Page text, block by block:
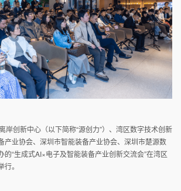
岸创新中心（以下简称“源创力”）、湾区数字技术创新
产业协会、深圳市智能装备产业协会、深圳市楚源数
的“生成式AI×电子及智能装备产业创新交流会”在湾区
。